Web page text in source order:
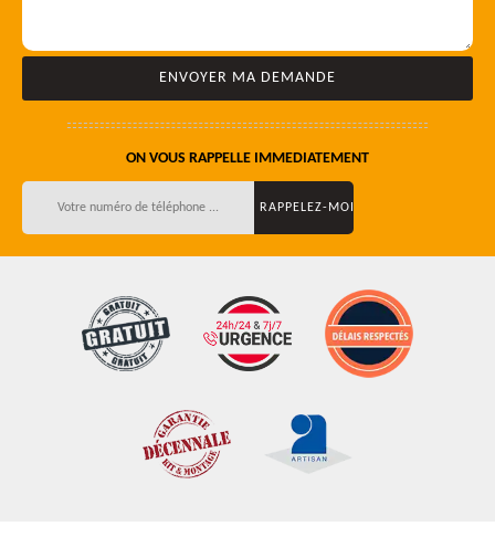
ON VOUS RAPPELLE IMMEDIATEMENT